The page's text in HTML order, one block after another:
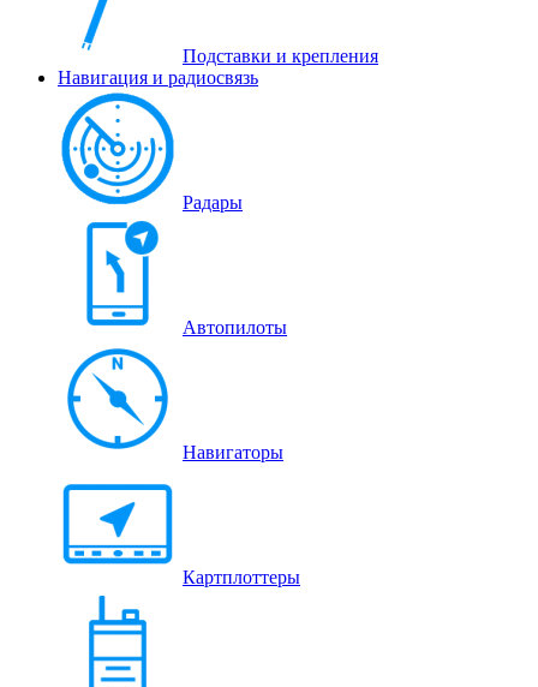
Подставки и крепления
Навигация и радиосвязь
Радары
Автопилоты
Навигаторы
Картплоттеры